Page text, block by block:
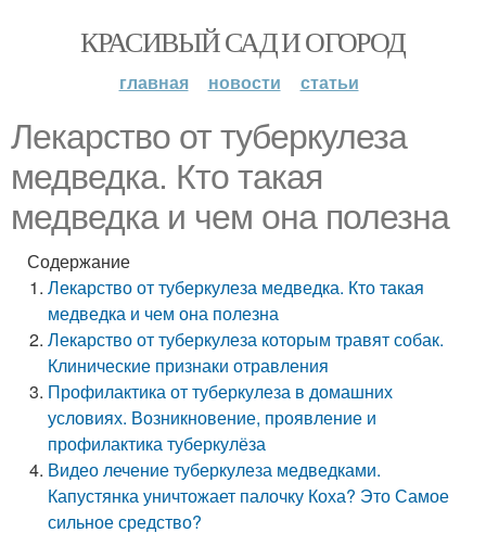
КРАСИВЫЙ САД И ОГОРОД
главная новости статьи
Лекарство от туберкулеза
медведка. Кто такая
медведка и чем она полезна
Содержание
Лекарство от туберкулеза медведка. Кто такая
медведка и чем она полезна
Лекарство от туберкулеза которым травят собак.
Клинические признаки отравления
Профилактика от туберкулеза в домашних
условиях. Возникновение, проявление и
профилактика туберкулёза
Видео лечение туберкулеза медведками.
Капустянка уничтожает палочку Коха? Это Самое
сильное средство?